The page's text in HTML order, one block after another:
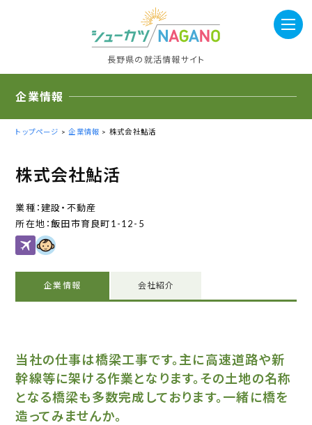
長野県の就活情報サイト
企業情報
トップページ >企業情報 > 株式会社鮎活
株式会社鮎活
建設・不動産
飯田市育良町1-12-5
企業情報 会社紹介
当社の仕事は橋梁工事です。主に高速道路や新
幹線等に架ける作業となります。その土地の名称
となる橋梁も多数完成しております。一緒に橋を
造ってみませんか。